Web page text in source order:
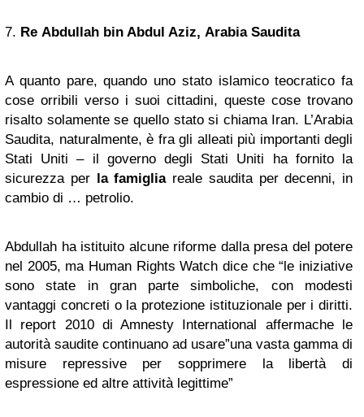
7. Re Abdullah bin Abdul Aziz, Arabia Saudita
A quanto pare, quando uno stato islamico teocratico fa
cose orribili verso i suoi cittadini, queste cose trovano
risalto solamente se quello stato si chiama Iran. L’Arabia
Saudita, naturalmente, è fra gli alleati più importanti degli
Stati Uniti – il governo degli Stati Uniti ha fornito la
sicurezza per la famigliareale saudita per decenni, in
cambio di … petrolio.
Abdullah ha istituito alcune riforme dalla presa del potere
nel 2005, ma Human Rights Watch dice che “le iniziative
sono state in gran parte simboliche, con modesti
vantaggi concreti o la protezione istituzionale per i diritti.
Il report 2010 di Amnesty International affermache le
autorità saudite continuano ad usare”una vasta gamma di
misure repressive per sopprimere la libertà di
espressione ed altre attività legittime”